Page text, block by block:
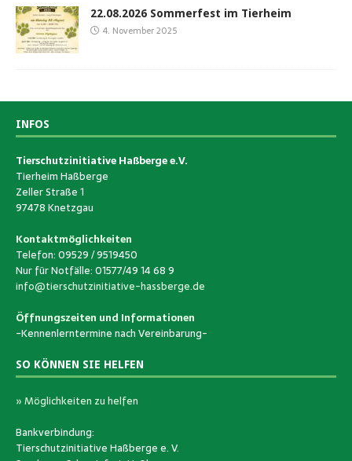
22.08.2026 Sommerfest im Tierheim
4. November 2025
INFOS
Tierschutzinitiative Haßberge e.V.
Tierheim Haßberge
Zeller Straße 1
97478 Knetzgau
Kontaktmöglichkeiten
Telefon: 09529 / 9519450
Nur für Notfälle: 01577/49 14 68 9
info@tierschutzinitiative-hassberge.de
Öffnungszeiten und Informationen
-Kennenlerntermine nach Vereinbarung-
SO KÖNNEN SIE HELFEN
» Möglichkeiten zu helfen
Bankverbindung:
Tierschutzinitiative Haßberge e. V.